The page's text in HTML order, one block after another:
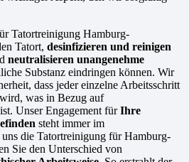
Tatortreinigung Hamburg-
Tatort, desinfizieren und reinigen
neutralisieren unangenehme
Substanz eindringen können. Wir
dass jeder einzelne Arbeitsschritt
was in Bezug auf
Unser Engagement fürIhre
steht immer im
die Tatortreinigung für Hamburg-
Sie den Unterschied von